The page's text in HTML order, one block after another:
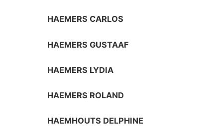
HAEMERS CARLOS
HAEMERS GUSTAAF
HAEMERS LYDIA
HAEMERS ROLAND
HAEMHOUTS DELPHINE